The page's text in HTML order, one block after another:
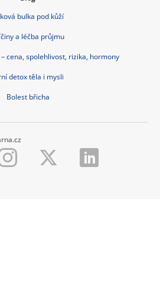
bulka pod kůží
a léčba průjmu
cena, spolehlivost, rizika, hormony
detox těla i mysli
Bolest břicha